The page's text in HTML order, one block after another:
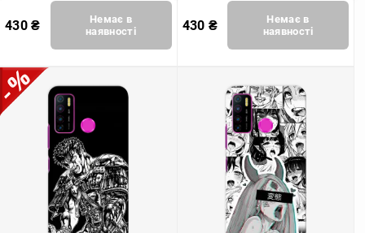
430₴
Немає в
наявності
430 ₴
Немає в
наявності